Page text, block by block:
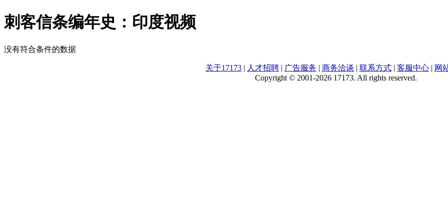
刺客信条编年史：印度视频
没有符合条件的数据
关于17173 | 人才招聘 | 广告服务 | 商务洽谈 | 联系方式 | 客服中心 | 网
Copyright © 2001-2026 17173. All rights reserved.